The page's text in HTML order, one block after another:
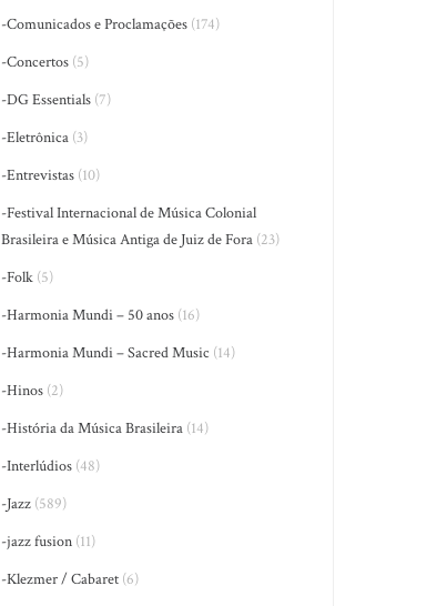
-Comunicados e Proclamações (174)
-Concertos (5)
-DG Essentials (7)
-Eletrônica (3)
-Entrevistas (10)
-Festival Internacional de Música Colonial
Brasileira e Música Antiga de Juiz de Fora (23)
-Folk (5)
-Harmonia Mundi – 50 anos (16)
-Harmonia Mundi – Sacred Music (14)
-Hinos (2)
-História da Música Brasileira (14)
-Interlúdios (48)
-Jazz (589)
-jazz fusion (11)
-Klezmer / Cabaret (6)